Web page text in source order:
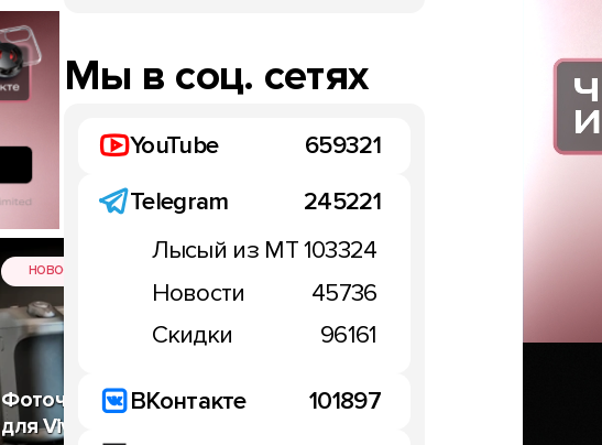
НОВОСТИ
Фоточехол и съёмный объектив
для Vivo X300 Pro появились в
Мы в соц. сетях
YouTube
659321
Telegram
245221
Лысый из МТ103324
Новости
45736
Скидки
96161
ВКонтакте
101897